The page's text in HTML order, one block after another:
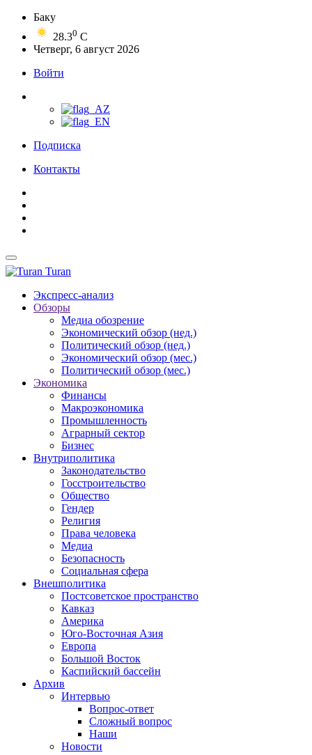
Баку
28.30 C
Четверг, 6 август 2026
Войти
Подписка
Контакты
Turan
Экспресс-анализ
Обзоры
Медиа обозрение
Экономический обзор (нед.)
Политический обзор (нед.)
Экономический обзор (мес.)
Политический обзор (мес.)
Экономика
Финансы
Макроэкономика
Промышленность
Аграрный сектор
Бизнес
Внутриполитика
Законодательство
Госстроительство
Общество
Гендер
Религия
Права человека
Медиа
Безопасность
Социальная сфера
Внешполитика
Постсоветское пространство
Кавказ
Америка
Юго-Восточная Азия
Европа
Большой Восток
Каспийский бассейн
Архив
Интервью
Вопрос-ответ
Сложный вопрос
Наши
Новости